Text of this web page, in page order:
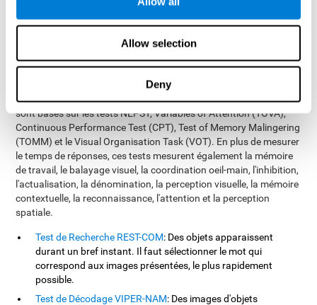
Allow selection
Deny
de savoir si un enfant à des problèmes de perception, de
traitement ou des problèmes moteurs), dans le domaine de la
dans le domaine professionnel (pour savoir quels employés sont
les mieux préparés pour certaines activités qui impliquent agir
rapidement face à certaines circonstances).
Les tests offerts par CogniFit pour mesurer le temps de réaction
sont basés sur les tests NEPSY, Variables of Attention (TOVA),
Continuous Performance Test (CPT), Test of Memory Malingering
(TOMM) et le Visual Organisation Task (VOT). En plus de mesurer
le temps de réponses, ces tests mesurent également la mémoire
de travail, le balayage visuel, la coordination oeil-main, l'inhibition,
l'actualisation, la dénomination, la perception visuelle, la mémoire
contextuelle, la reconnaissance, l'attention et la perception
spatiale.
Test de Recherche REST-COM: Des objets apparaissent
durant un bref instant. Il faut sélectionner le mot qui
correspond aux images présentées, le plus rapidement
possible.
Test de Décodage VIPER-NAM: Des images d'objets